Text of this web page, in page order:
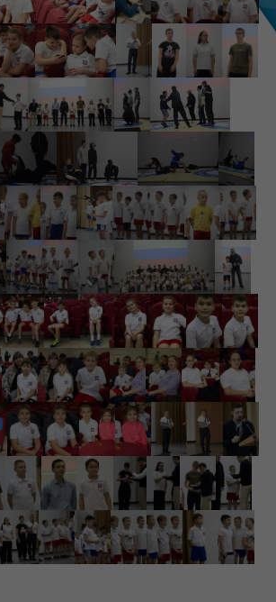
Мирон Вадимович
Сергей Михайлович
11 июля
Максимилиан Сергеевич
Злата Алексеевна
12 июля
Константин Игоревич
14 июля
Ян Робертович
Александр Романович
16 июля
Иван Павлович
Марк Вадимович
17 июля
Артём Сергеевич
18 июля
Ильин Богдан Ильич
19 июля
Вячеслав Леонидович
20 июля
Родион Игоревич
Игорь Дмитриевич
21 июля
Артур Евгеньевич
Софья Александровна
22 июля